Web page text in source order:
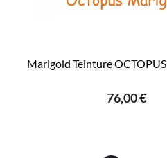
Marigold Teinture
76,00 €